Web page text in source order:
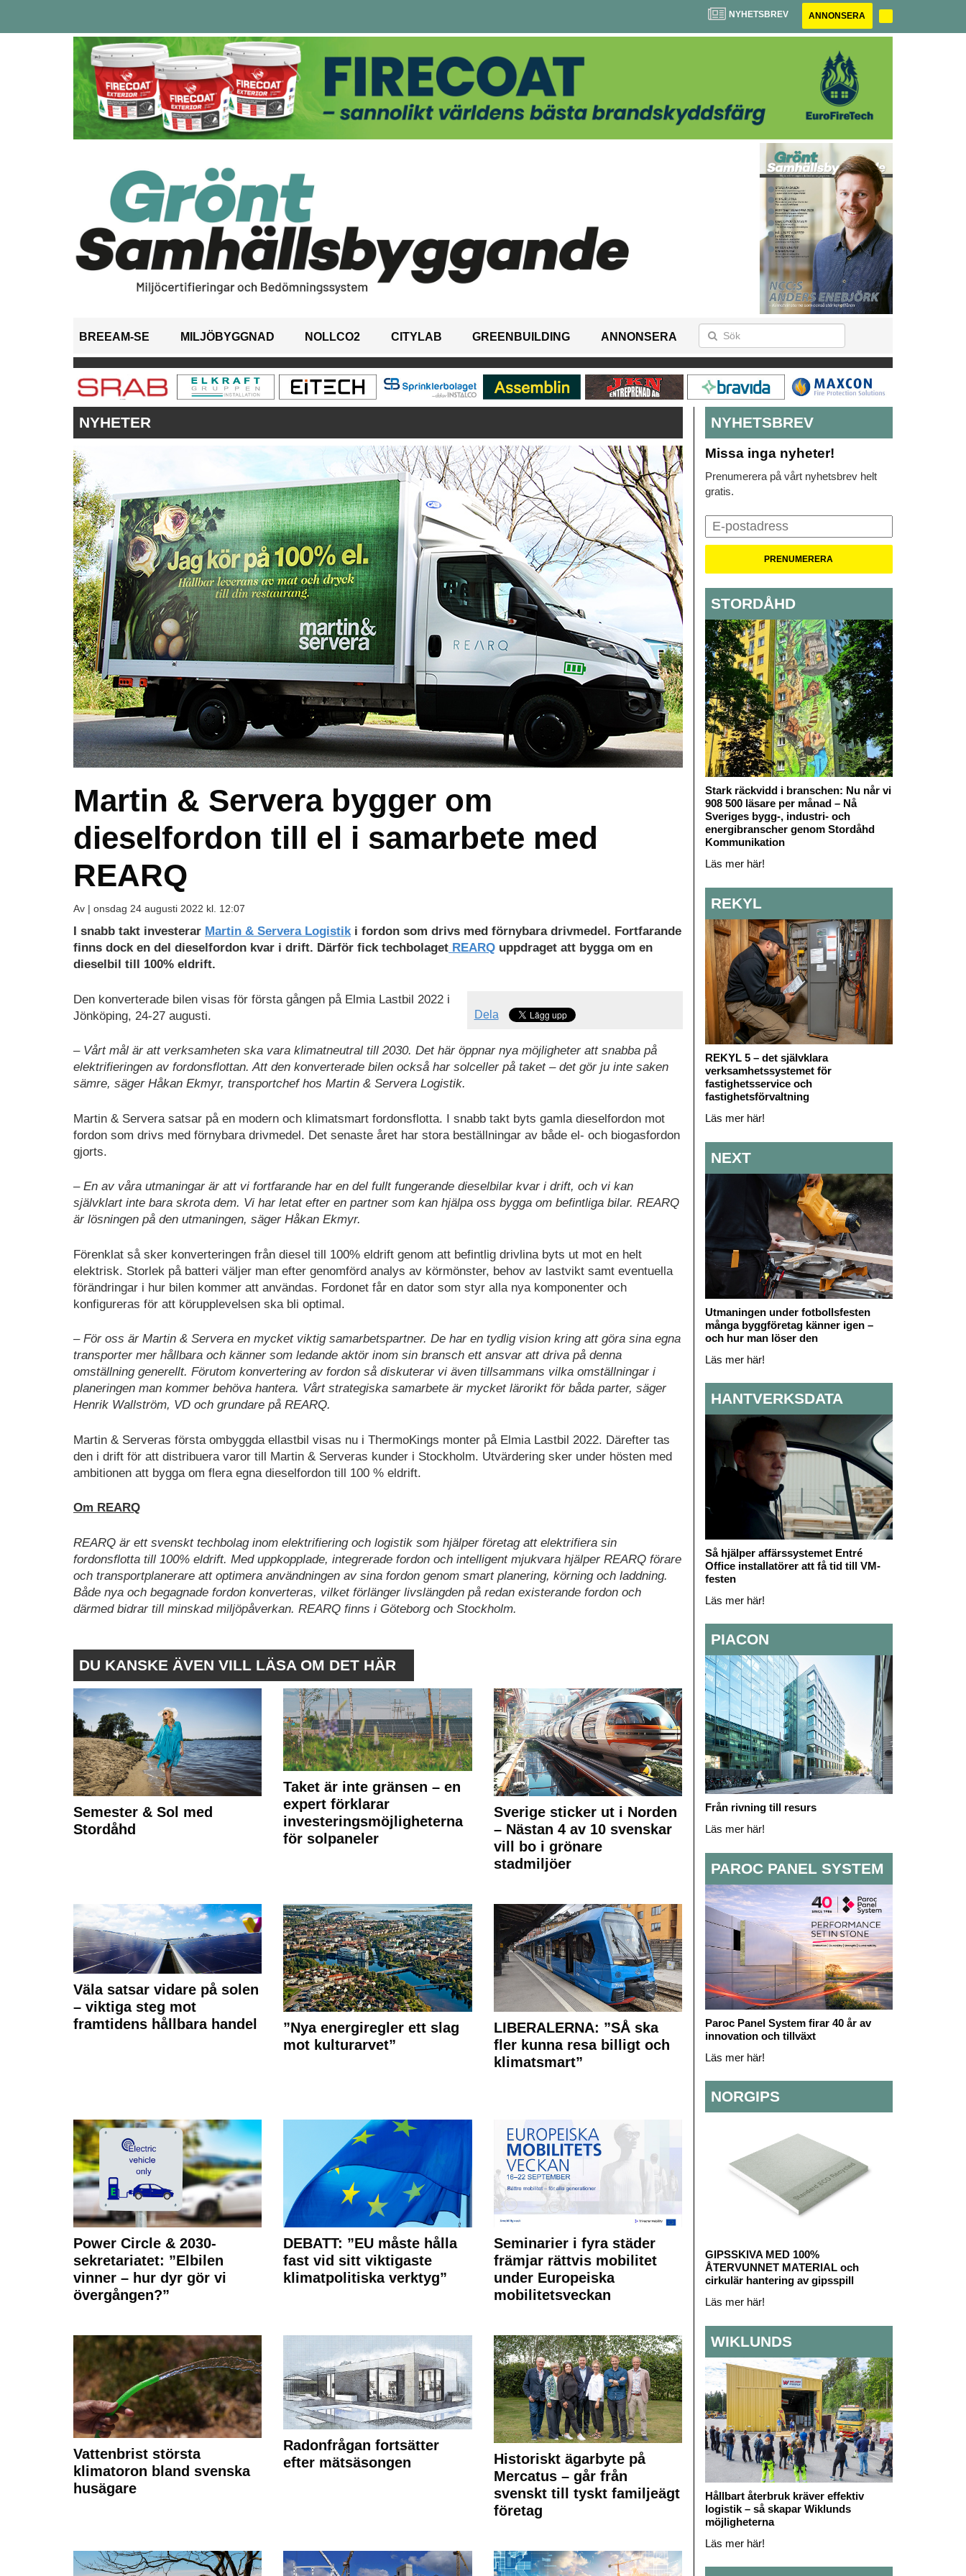
NYHETSBREV ANNONSERA
BREEAM-SE MILJÖBYGGNAD NOLLCO2 CITYLAB GREENBUILDING ANNONSERA
NYHETER
Martin & Servera bygger om
dieselfordon till el i samarbete med
REARQ
Av | onsdag 24 augusti 2022 kl. 12:07
I snabb takt investerar Martin & Servera Logistiki fordon som drivs med förnybara drivmedel. Fortfarande
finns dock en del dieselfordon kvar i drift. Därför fick techbolaget REARQ uppdraget att bygga om en
dieselbil till 100% eldrift.
Dela
Den konverterade bilen visas för första gången på Elmia Lastbil 2022 i
Jönköping, 24-27 augusti.
– Vårt mål är att verksamheten ska vara klimatneutral till 2030. Det här öppnar nya möjligheter att snabba på
elektrifieringen av fordonsflottan. Att den konverterade bilen också har solceller på taket – det gör ju inte saken
sämre, säger Håkan Ekmyr, transportchef hos Martin & Servera Logistik.
Martin & Servera satsar på en modern och klimatsmart fordonsflotta. I snabb takt byts gamla dieselfordon mot
fordon som drivs med förnybara drivmedel. Det senaste året har stora beställningar av både el- och biogasfordon
gjorts.
– En av våra utmaningar är att vi fortfarande har en del fullt fungerande dieselbilar kvar i drift, och vi kan
självklart inte bara skrota dem. Vi har letat efter en partner som kan hjälpa oss bygga om befintliga bilar. REARQ
är lösningen på den utmaningen, säger Håkan Ekmyr.
Förenklat så sker konverteringen från diesel till 100% eldrift genom att befintlig drivlina byts ut mot en helt
elektrisk. Storlek på batteri väljer man efter genomförd analys av körmönster, behov av lastvikt samt eventuella
förändringar i hur bilen kommer att användas. Fordonet får en dator som styr alla nya komponenter och
konfigureras för att körupplevelsen ska bli optimal.
– För oss är Martin & Servera en mycket viktig samarbetspartner. De har en tydlig vision kring att göra sina egna
transporter mer hållbara och känner som ledande aktör inom sin bransch ett ansvar att driva på denna
omställning generellt. Förutom konvertering av fordon så diskuterar vi även tillsammans vilka omställningar i
planeringen man kommer behöva hantera. Vårt strategiska samarbete är mycket lärorikt för båda parter, säger
Henrik Wallström, VD och grundare på REARQ.
Martin & Serveras första ombyggda ellastbil visas nu i ThermoKings monter på Elmia Lastbil 2022. Därefter tas
den i drift för att distribuera varor till Martin & Serveras kunder i Stockholm. Utvärdering sker under hösten med
ambitionen att bygga om flera egna dieselfordon till 100 % eldrift.
Om REARQ
REARQ är ett svenskt techbolag inom elektrifiering och logistik som hjälper företag att elektrifiera sin
fordonsflotta till 100% eldrift. Med uppkopplade, integrerade fordon och intelligent mjukvara hjälper REARQ förare
och transportplanerare att optimera användningen av sina fordon genom smart planering, körning och laddning.
Både nya och begagnade fordon konverteras, vilket förlänger livslängden på redan existerande fordon och
därmed bidrar till minskad miljöpåverkan. REARQ finns i Göteborg och Stockholm.
DU KANSKE ÄVEN VILL LÄSA OM DET HÄR
Semester & Sol med
Stordåhd
Taket är inte gränsen – en
expert förklarar
investeringsmöjligheterna
för solpaneler
Sverige sticker ut i Norden
– Nästan 4 av 10 svenskar
vill bo i grönare
stadmiljöer
Väla satsar vidare på solen
– viktiga steg mot
framtidens hållbara handel
”Nya energiregler ett slag
mot kulturarvet”
LIBERALERNA: ”SÅ ska
fler kunna resa billigt och
klimatsmart”
Power Circle & 2030-
sekretariatet: ”Elbilen
vinner – hur dyr gör vi
övergången?”
DEBATT: ”EU måste hålla
fast vid sitt viktigaste
klimatpolitiska verktyg”
Seminarier i fyra städer
främjar rättvis mobilitet
under Europeiska
mobilitetsveckan
Vattenbrist största
klimatoron bland svenska
husägare
Radonfrågan fortsätter
efter mätsäsongen
Historiskt ägarbyte på
Mercatus – går från
svenskt till tyskt familjeägt
företag
NYHETSBREV
Missa inga nyheter!
Prenumerera på vårt nyhetsbrev helt
gratis.
STORDÅHD
Stark räckvidd i branschen: Nu når vi
908 500 läsare per månad – Nå
Sveriges bygg-, industri- och
energibranscher genom Stordåhd
Kommunikation
Läs mer här!
REKYL
REKYL 5 – det självklara
verksamhetssystemet för
fastighetsservice och
fastighetsförvaltning
Läs mer här!
NEXT
Utmaningen under fotbollsfesten
många byggföretag känner igen –
och hur man löser den
Läs mer här!
HANTVERKSDATA
Så hjälper affärssystemet Entré
Office installatörer att få tid till VM-
festen
Läs mer här!
PIACON
Från rivning till resurs
Läs mer här!
PAROC PANEL SYSTEM
Paroc Panel System firar 40 år av
innovation och tillväxt
Läs mer här!
NORGIPS
GIPSSKIVA MED 100%
ÅTERVUNNET MATERIAL och
cirkulär hantering av gipsspill
Läs mer här!
WIKLUNDS
Hållbart återbruk kräver effektiv
logistik – så skapar Wiklunds
möjligheterna
Läs mer här!